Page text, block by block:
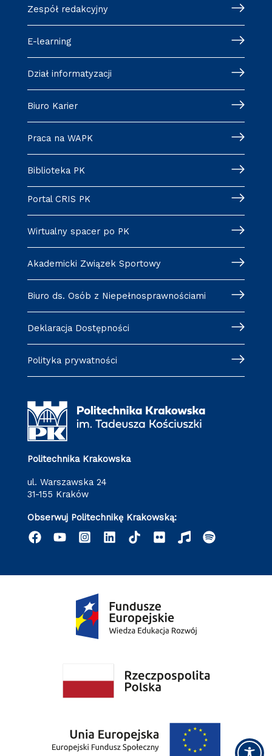
Zespół redakcyjny
E-learning
Dział informatyzacji
Biuro Karier
Praca na WAPK
Biblioteka PK
Portal CRIS PK
Wirtualny spacer po PK
Akademicki Związek Sportowy
Biuro ds. Osób z Niepełnosprawnościami
Deklaracja Dostępności
Polityka prywatności
Politechnika Krakowska
ul. Warszawska 24
31-155 Kraków
Obserwuj Politechnikę Krakowską: